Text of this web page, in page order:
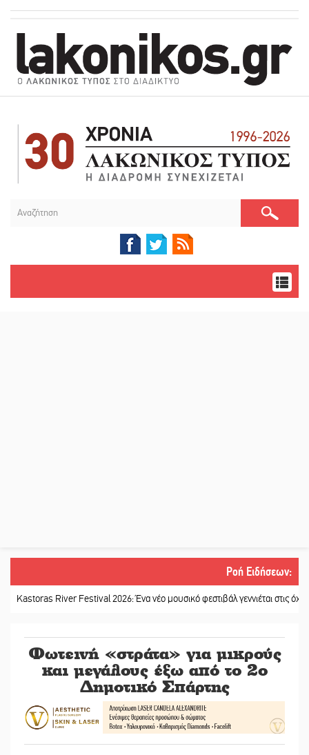
Ροή Ειδήσεων:
River Festival 2026: Ένα νέο μουσικό φεστιβάλ γεννιέται στις όχθες του
Φωτεινή «στράτα» για μικρούς
και μεγάλους έξω από το 2ο
Δημοτικό Σπάρτης